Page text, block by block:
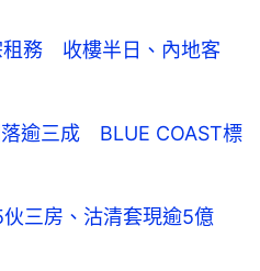
租務 收樓半日、內地客
逾三成 BLUE COAST標
三房、沽清套現逾5億